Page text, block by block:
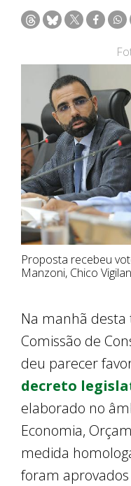
Proposta recebeu
Manzoni, Chico
Na manhã desta
Comissão de
deu parecer
decreto
elaborado no
Economia,
medida
foram